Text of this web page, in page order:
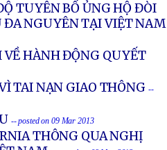
TUYÊN BỐ ỦNG HỘ ĐÒI
ĐA NGUYÊN TẠI VIỆT NAM
HÀNH ĐỘNG QUYẾT
TAI NẠN GIAO THÔNG --
-- posted on 09 Mar 2013
THÔNG QUA NGHỊ